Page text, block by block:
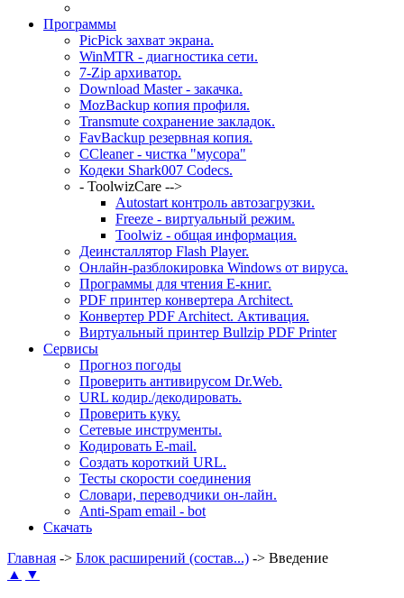
Программы
PicPick захват экрана.
WinMTR - диагностика сети.
7-Zip архиватор.
Download Master - закачка.
MozBackup копия профиля.
Transmute сохранение закладок.
FavBackup резервная копия.
CCleaner - чистка "мусора"
Кодеки Shark007 Codecs.
- ToolwizCare -->
Autostart контроль автозагрузки.
Freeze - виртуальный режим.
Toolwiz - общая информация.
Деинсталлятор Flash Player.
Онлайн-разблокировка Windows от вируса.
Программы для чтения Е-книг.
PDF принтер конвертера Architect.
Конвертер PDF Architect. Активация.
Виртуальный принтер Bullzip PDF Printer
Сервисы
Прогноз погоды
Проверить антивирусом Dr.Web.
URL кодир./декодировать.
Проверить куку.
Сетевые инструменты.
Кодировать E-mail.
Создать короткий URL.
Тесты скорости соединения
Словари, переводчики он-лайн.
Anti-Spam email - bot
Скачать
Главная -> Блок расширений (состав...) -> Введение
▲
▼